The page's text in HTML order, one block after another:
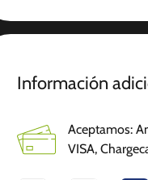
Información
Aceptamos:
VISA,